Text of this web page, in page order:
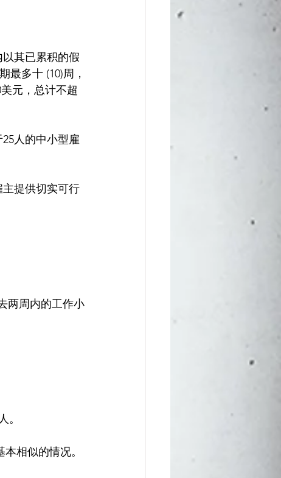
其已累积的假
最多十 (10)周，
元，总计不超
人的中小型雇
提供切实可行
两周内的工作小
。
相似的情况。